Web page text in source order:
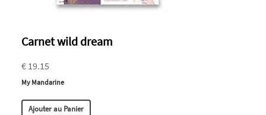
Carnet wild dream
€ 19.15
My Mandarine
Ajouter au Panier